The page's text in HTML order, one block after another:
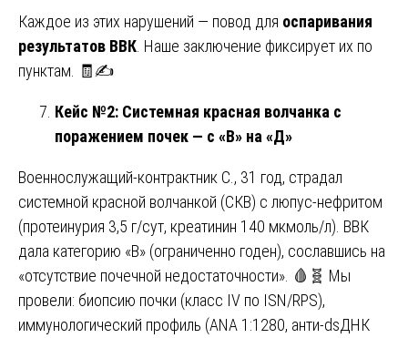
Каждое из этих нарушений — повод для оспаривания
результатов ВВК . Наше заключение фиксирует их по
пунктам. 🧾✍️
Кейс №2: Системная красная волчанка с
поражением почек — с «В» на «Д»
Военнослужащий-контрактник С., 31 год, страдал
системной красной волчанкой (СКВ) с люпус-нефритом
(протеинурия 3,5 г/сут, креатинин 140 мкмоль/л). ВВК
дала категорию «В» (ограниченно годен), сославшись на
«отсутствие почечной недостаточности». 🩸🧬 Мы
провели: биопсию почки (класс IV по ISN/RPS),
иммунологический профиль (ANA 1:1280, анти-dsДНК